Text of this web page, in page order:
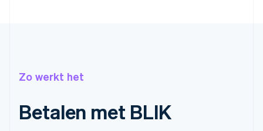
Zo werkt het
Betalen met BLIK